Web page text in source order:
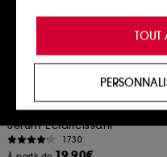
Suspension d'Acide
Azélaique 10%
Sérum Eclaircissant
1730
de vous offrir une
personnalisée en
produits, des
proposer des offres
votre profil.
Cookies réseaux
utilisés pour vous
TOUT